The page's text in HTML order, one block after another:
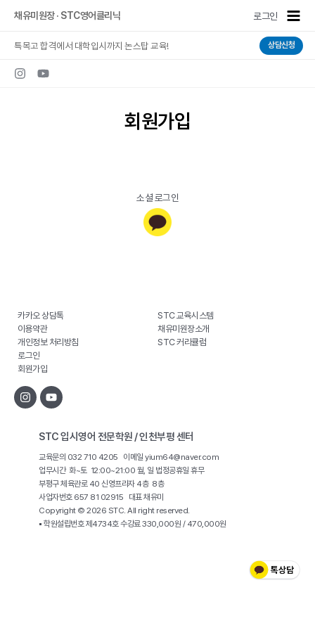
건너뛰기채유미원장 · STC영어클리닉 로그인
Main
특목고 합격에서 대학입시까지 논스탑 교육! 상담신청
회원가입
소셜 로그인
카카오 상담톡
이용약관
개인정보 처리방침
로그인
회원가입
STC 교육시스템
채유미원장소개
STC 커리큘럼
STC 입시영어 전문학원 / 인천부평 센터
교육문의 032 710 4205 이메일 yium64@naver.com
업무시간 화~토 12:00~21:00 월, 일 법정공휴일 휴무
부평구 체육관로 40 신영프라자 4층 8층
사업자번호 657 81 02915 대표 채유미
Copyright © 2026 STC. All right reserved.
▪ 학원설립번호 제4734호 수강료 330,000원 / 470,000원